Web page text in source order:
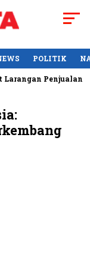
POLITIK
Penjualan